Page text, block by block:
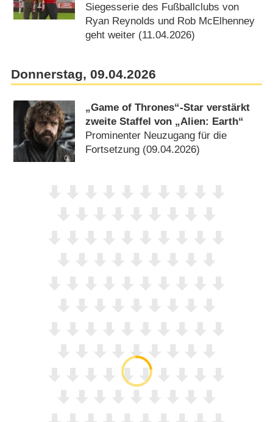
Siegesserie des Fußballclubs von
Ryan Reynolds und Rob McElhenney
geht weiter (11.04.2026)
Donnerstag, 09.04.2026
„Game of Thrones“-Star verstärkt
zweite Staffel von „Alien: Earth“
Prominenter Neuzugang für die
Fortsetzung (09.04.2026)